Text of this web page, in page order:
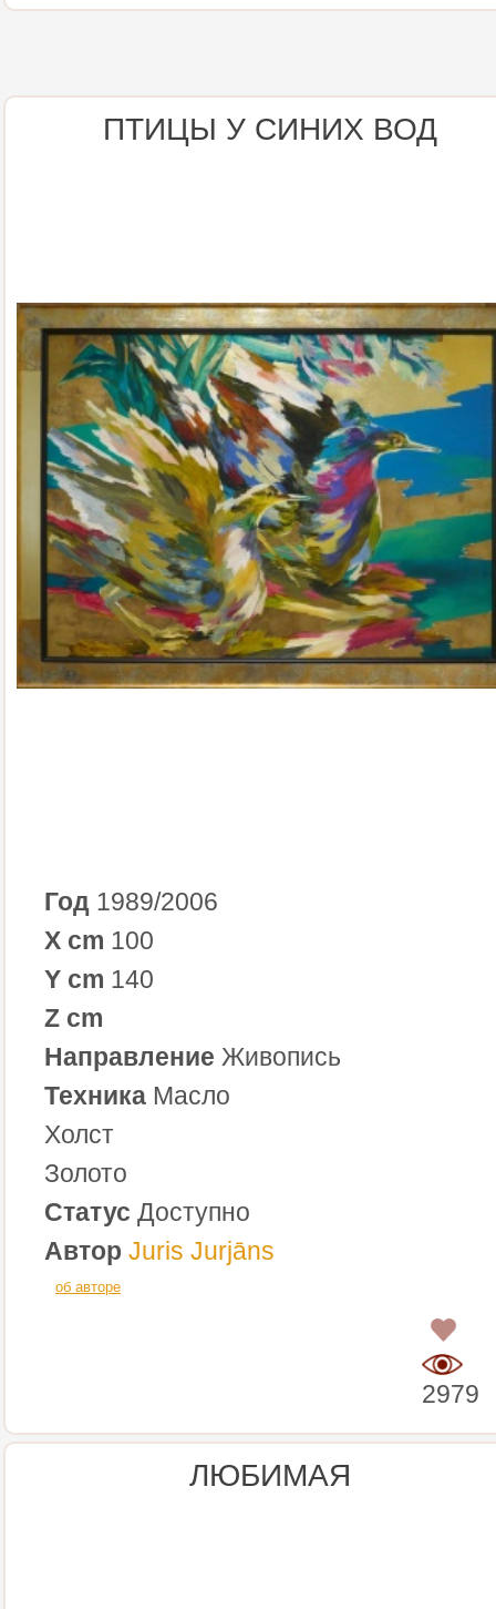
ПТИЦЫ У СИНИХ ВОД
Год 1989/2006
X cm 100
Y cm 140
Z cm
Направление Живопись
Техника Масло
Холст
Золото
Статус Доступно
Автор Juris Jurjāns
об авторе
2979
ЛЮБИМАЯ